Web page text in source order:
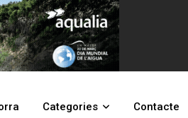
Categories Contacte